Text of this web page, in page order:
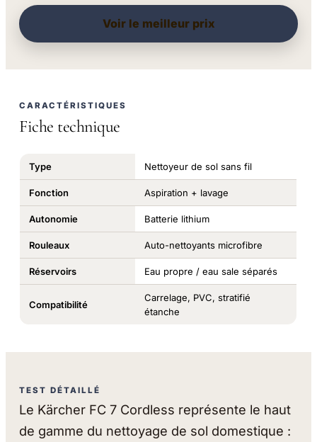
Voir le meilleur prix
CARACTÉRISTIQUES
Fiche technique
Type Nettoyeur de sol sans fil
Fonction Aspiration + lavage
Autonomie Batterie lithium
Rouleaux Auto-nettoyants microfibre
Réservoirs Eau propre / eau sale séparés
Compatibilité
Carrelage, PVC, stratifié
étanche
TEST DÉTAILLÉ
Le Kärcher FC 7 Cordless représente le haut
de gamme du nettoyage de sol domestique :